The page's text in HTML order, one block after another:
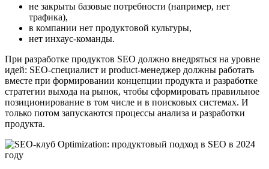
не закрыты базовые потребности (например, нет
трафика),
в компании нет продуктовой культуры,
нет инхаус-команды.
При разработке продуктов SEO должно внедряться на уровне
идей: SEO-специалист и product-менеджер должны работать
вместе при формировании концепции продукта и разработке
стратегии выхода на рынок, чтобы сформировать правильное
позиционирование в том числе и в поисковых системах. И
только потом запускаются процессы анализа и разработки
продукта.